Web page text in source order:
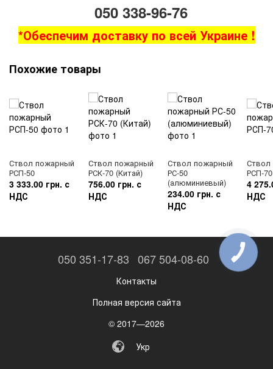
050 338-96-76
*Обеспечим доставку по всей Украине !
Похожие товары
Ствол пожарный
РСП-50
3 333.00 грн. с
НДС
Ствол пожарный
РСК-70 (Китай)
756.00 грн. с
НДС
Ствол пожарный
РС-50
(алюминиевый)
234.00 грн. с
НДС
РСП-70
4
НДС
050 351-17-83 067 504-08-60
Контакты
Полная версия сайта
© 2017—2026
Укр
КНОПКА
ЗВ'ЯЗКУ